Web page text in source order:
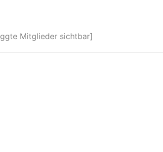
Mitglieder sichtbar]